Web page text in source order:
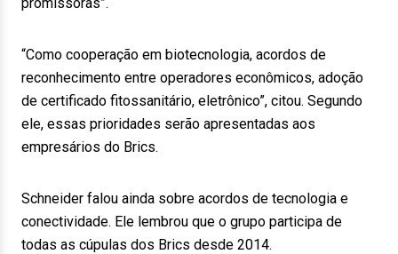
“Como cooperação em biotecnologia, acordos de
reconhecimento entre operadores econômicos, adoção
de certificado fitossanitário, eletrônico”, citou. Segundo
ele, essas prioridades serão apresentadas aos
empresários do Brics.
Schneider falou ainda sobre acordos de tecnologia e
conectividade. Ele lembrou que o grupo participa de
todas as cúpulas dos Brics desde 2014.